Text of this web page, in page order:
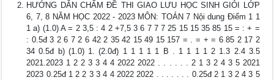
HƯỚNG DẪN CHẤM ĐỀ THI GIAO LƯU HỌC SINH GIỎI LỚP
6, 7, 8 NĂM HỌC 2022 - 2023 MÔN: TOÁN 7 Nội dung Điểm 1 1
1 a) (1.0) A = 2 3,5 : 4 2 +7,5 3 6 7 7 7 25 15 15 35 85 15 = : + =
: 0.5đ 3 2 6 7 2 6 42 2 35 42 15 49 15 157 = . = + = 6 85 2 17 2
34 0.5đ b) (1.0) 1. (2.0đ) 1 1 1 1 1 B . 1 1 1 1 2 1.3 2.4 3.5
2021.2023 1 2 2 3 3 4 4 2022 2022 . . . . . . 2 1 3 2 4 3 5 2021
2023 0.25đ 1 2 2 3 3 4 4 2022 2022 . . . . . . . 0.25đ 2 1 3 2 4 3 5